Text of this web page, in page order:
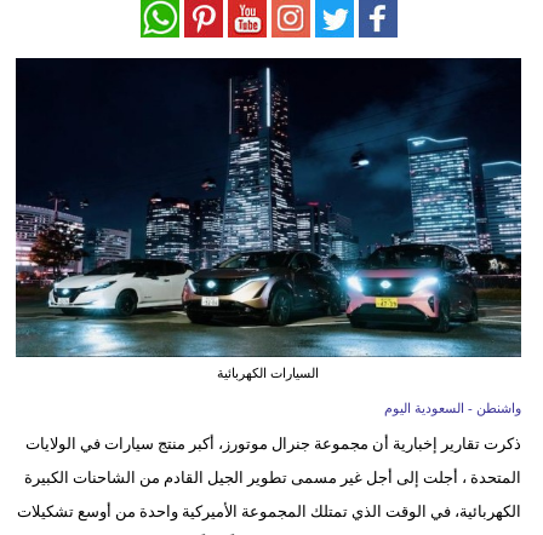
أخبار
إعلام
تعليم
علوم
وتكنولوجيا
السيارات الكهربائية
واشنطن - السعودية اليوم
ذكرت تقارير إخبارية أن مجموعة جنرال موتورز، أكبر منتج سيارات في الولايات
المتحدة ، أجلت إلى أجل غير مسمى تطوير الجيل القادم من الشاحنات الكبيرة
الكهربائية، في الوقت الذي تمتلك المجموعة الأميركية واحدة من أوسع تشكيلات